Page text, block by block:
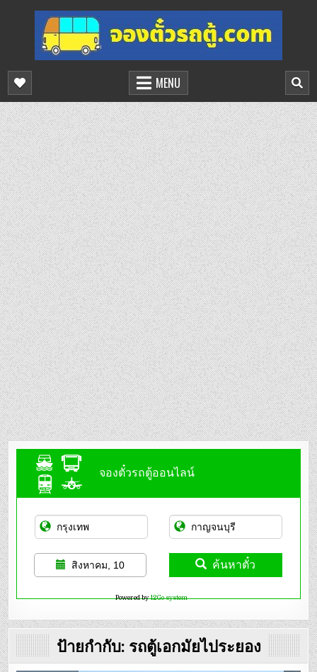
content
จองตั๋วรถตู้ออนไลน์
บริการจองตั๋วรถตู้ออนไลน์
MENU
จองตั๋วรถตู้ออนไลน์
สิงหาคม, 10 ค้นหาตั๋ว
Powered by12Go system
ป้ายกำกับ: รถตู้เอกมัยไประยอง